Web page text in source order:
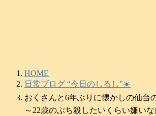
HOME
日常ブログ “今日のしるし”☀️
おくさんと6年ぶりに懐かしの仙台
～22歳のぶち殺したいくらい嫌い